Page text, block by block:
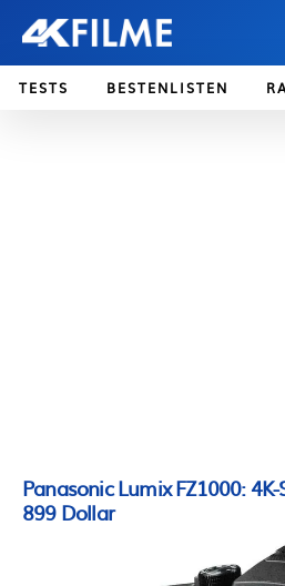
TESTS BESTENLISTEN
Panasonic Lumix FZ1000:
899 Dollar